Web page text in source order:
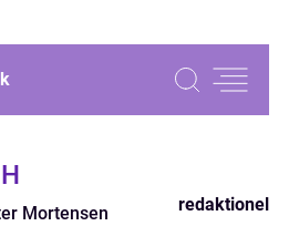
Mortensen redaktionel